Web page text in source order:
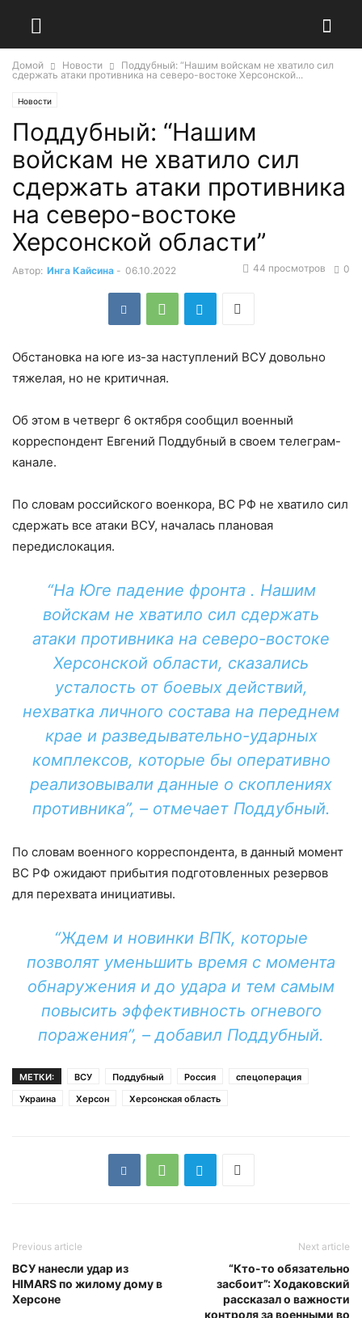
Домой Новости
Поддубный: “Нашим войскам не хватило сил
сдержать атаки противника на северо-востоке Херсонской...
Новости
Поддубный: “Нашим
войскам не хватило сил
сдержать атаки противника
на северо-востоке
Херсонской области”
Автор: Инга Кайсина - 06.10.2022 0
44 просмотров
Обстановка на юге из-за наступлений ВСУ довольно
тяжелая, но не критичная.
Об этом в четверг 6 октября сообщил военный
корреспондент Евгений Поддубный в своем телеграм-
канале.
По словам российского военкора, ВС РФ не хватило сил
сдержать все атаки ВСУ, началась плановая
передислокация.
“На Юге падение фронта . Нашим
войскам не хватило сил сдержать
атаки противника на северо-востоке
Херсонской области, сказались
усталость от боевых действий,
нехватка личного состава на переднем
крае и разведывательно-ударных
комплексов, которые бы оперативно
реализовывали данные о скоплениях
противника”, – отмечает Поддубный.
По словам военного корреспондента, в данный момент
ВС РФ ожидают прибытия подготовленных резервов
для перехвата инициативы.
“Ждем и новинки ВПК, которые
позволят уменьшить время с момента
обнаружения и до удара и тем самым
повысить эффективность огневого
поражения”, – добавил Поддубный.
МЕТКИ: ВСУ Поддубный Россия
спецоперация
Украина
Херсон Херсонская область
Previous article
ВСУ нанесли удар из
HIMARS по жилому дому в
Херсоне
Next article
“Кто-то обязательно
засбоит”: Ходаковский
рассказал о важности
контроля за военными во